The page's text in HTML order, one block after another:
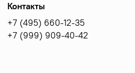
Контакты
+7 (495) 660-12-35
+7 (999) 909-40-42